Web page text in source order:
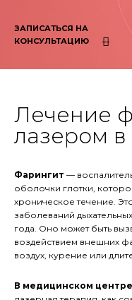
ЗАПИСАТЬСЯ НА
КОНСУЛЬТАЦИЮ
Лечение
лазером
Фарингит —
оболочки глотки,
хроническое течение.
заболеваний
года. Оно может быть
воздействием внешних
воздух, курение или
В медицинском